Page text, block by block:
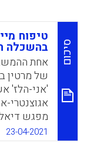
סיכום
טיפוח
בהשכלה
אחת
של מרטין
'אני-הלז'
מפגש
שמייצר את
23-04-2021